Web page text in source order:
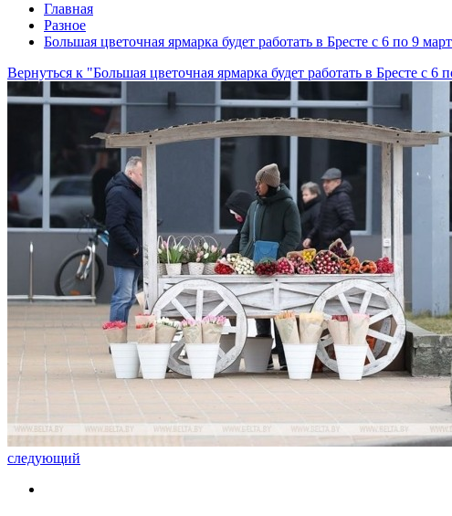
Главная
Разное
Большая цветочная ярмарка будет работать в Бресте с 6 по 9
Вернуться к "Большая цветочная ярмарка будет работать в Бресте с 6
следующий